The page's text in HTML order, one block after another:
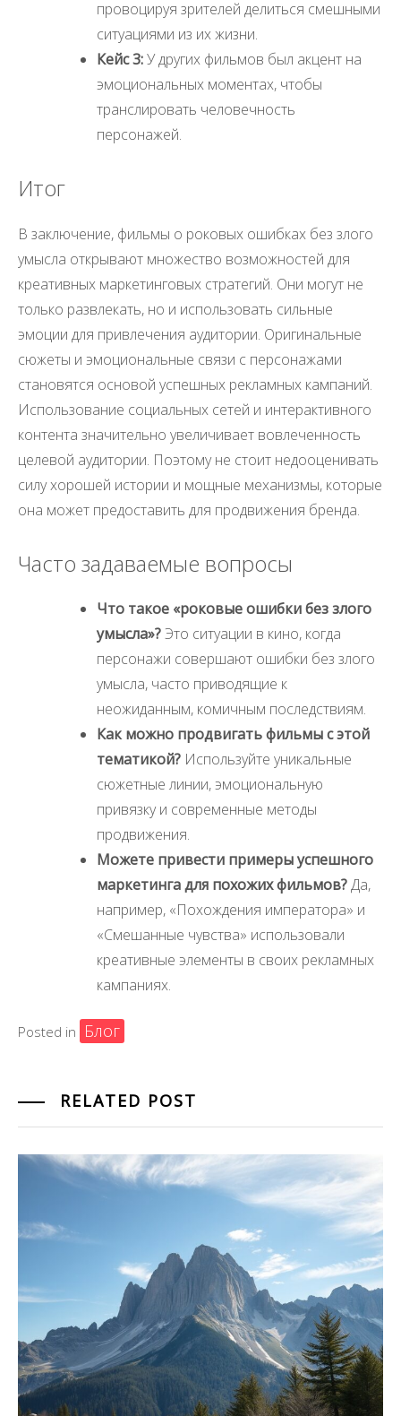
провоцируя зрителей делиться смешными
ситуациями из их жизни.
Кейс 3:У других фильмов был акцент на
эмоциональных моментах, чтобы
транслировать человечность
персонажей.
Итог
В заключение, фильмы о роковых ошибках без злого
умысла открывают множество возможностей для
креативных маркетинговых стратегий. Они могут не
только развлекать, но и использовать сильные
эмоции для привлечения аудитории. Оригинальные
сюжеты и эмоциональные связи с персонажами
становятся основой успешных рекламных кампаний.
Использование социальных сетей и интерактивного
контента значительно увеличивает вовлеченность
целевой аудитории. Поэтому не стоит недооценивать
силу хорошей истории и мощные механизмы, которые
она может предоставить для продвижения бренда.
Часто задаваемые вопросы
Что такое «роковые ошибки без злого
умысла»?Это ситуации в кино, когда
персонажи совершают ошибки без злого
умысла, часто приводящие к
неожиданным, комичным последствиям.
Как можно продвигать фильмы с этой
тематикой? Используйте уникальные
сюжетные линии, эмоциональную
привязку и современные методы
продвижения.
Можете привести примеры успешного
маркетинга для похожих фильмов?Да,
например, «Похождения императора» и
«Смешанные чувства» использовали
креативные элементы в своих рекламных
кампаниях.
Posted in Блог
RELATED POST